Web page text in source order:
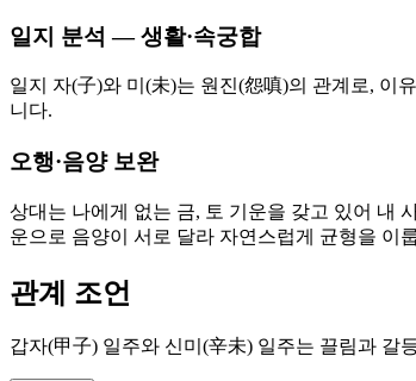
일지 분석 — 생활·속궁합
일지 자(子)와 미(未)는 원진(怨嗔)의 관계로, 이
니다.
오행·음양 보완
상대는 나에게 없는 금, 토 기운을 갖고 있어 내
운으로 음양이 서로 달라 자연스럽게 균형을 이
관계 조언
갑자(甲子) 일주와 신미(辛未) 일주는 끌림과 갈